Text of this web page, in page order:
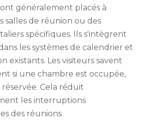
généralement placés à
salles de réunion ou des
spécifiques. Ils s'intègrent
les systèmes de calendrier et
existants. Les visiteurs savent
si une chambre est occupée,
Cela réduit
les interruptions
des réunions.